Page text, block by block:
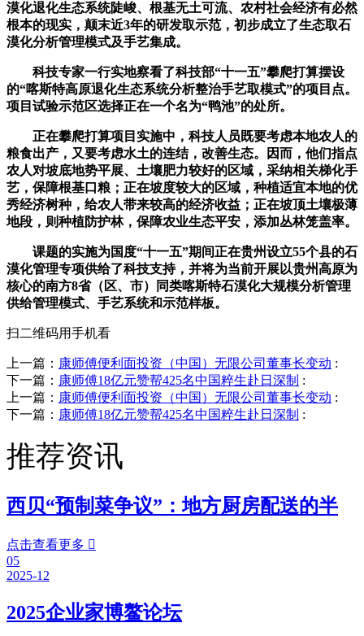
漠化退化生态系统陡峻、根基无土可流、农村社会经济有必然
根本的现实，颠末近3年的研发取示范，初步成立了生态取石
漠化分析管理模式及手艺集成。
科技专家一行实地察看了科技部“十一五”攀爬打算摆设
的“喀斯特高原退化生态系统分析整治手艺取模式”的项目点。
项目试验示范区选择正在一个名为“鸭池”的处所。
正在攀爬打算项目实施中，科技人员既要考虑本地农人的
粮食出产，又要考虑水土的连结，改善生态。因而，他们指点
农人对坡底地势平展、土壤肥力较好的区域，采纳相关梯化手
艺，保障根基口粮；正在坡度较大的区域，种植适宜本地的优
秀经济树种，给农人带来较高的经济收益；正在坡顶土壤极薄
地段，则种植防护林，保障农业生态平安，添加丛林笼盖率。
课题的实施为国度“十一五”期间正在贵州设立55个县的石
漠化管理专项供给了科技支持，并将为当前开展以贵州高原为
核心的南方8省（区、市）同类喀斯特石漠化大规模分析管理
供给管理模式、手艺系统和示范样板。
扫二维码用手机看
上一篇： 康师傅便利面投资（中国）无限公司董事长变动 :
下一篇： 康师傅18亿元赞帮425名中国粹生赴日深制 :
上一篇： 康师傅便利面投资（中国）无限公司董事长变动 :
下一篇： 康师傅18亿元赞帮425名中国粹生赴日深制 :
推荐资讯
西贝“预制菜争议”：地方厨房配送的半
点击查看更多 
05
2025-12
2025企业家博鳌论坛